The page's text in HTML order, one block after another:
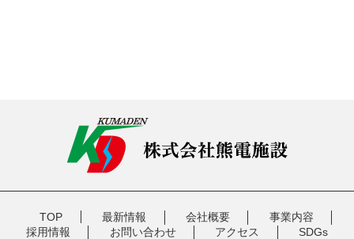
TOP 最新情報 会社概要
事業内容
採用情報
お問い合わせ アクセス SDGs